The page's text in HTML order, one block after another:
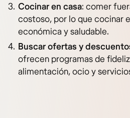
Cocinar en casa: comer
costoso, por lo que cocinar
económica y saludable.
Buscar ofertas y
ofrecen programas de
alimentación, ocio y